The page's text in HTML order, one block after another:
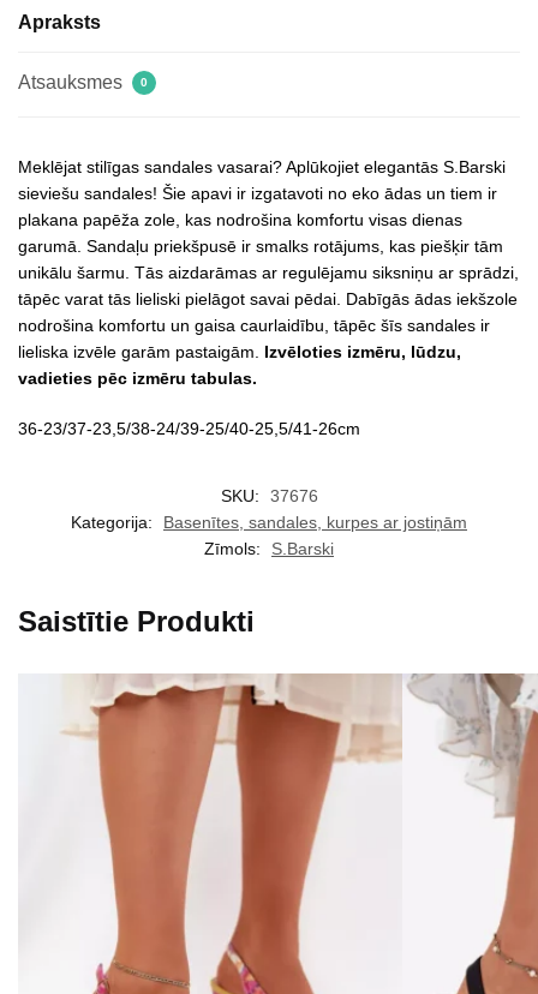
Apraksts
Atsauksmes 0
Meklējat stilīgas sandales vasarai? Aplūkojiet elegantās S.Barski
sieviešu sandales! Šie apavi ir izgatavoti no eko ādas un tiem ir
plakana papēža zole, kas nodrošina komfortu visas dienas
garumā. Sandaļu priekšpusē ir smalks rotājums, kas piešķir tām
unikālu šarmu. Tās aizdarāmas ar regulējamu siksniņu ar sprādzi,
tāpēc varat tās lieliski pielāgot savai pēdai. Dabīgās ādas iekšzole
nodrošina komfortu un gaisa caurlaidību, tāpēc šīs sandales ir
lieliska izvēle garām pastaigām. Izvēloties izmēru, lūdzu,
vadieties pēc izmēru tabulas.
36-23/37-23,5/38-24/39-25/40-25,5/41-26cm
SKU:
37676
Kategorija:
Basenītes, sandales, kurpes ar jostiņām
Zīmols:
S.Barski
Saistītie Produkti